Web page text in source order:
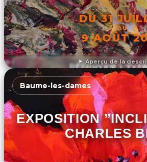
Aperçu de la
DU 31
AU
9 AOÛT
DÉCOUVRIR
Baume-les-dames
EXPOSITION
CHARLES